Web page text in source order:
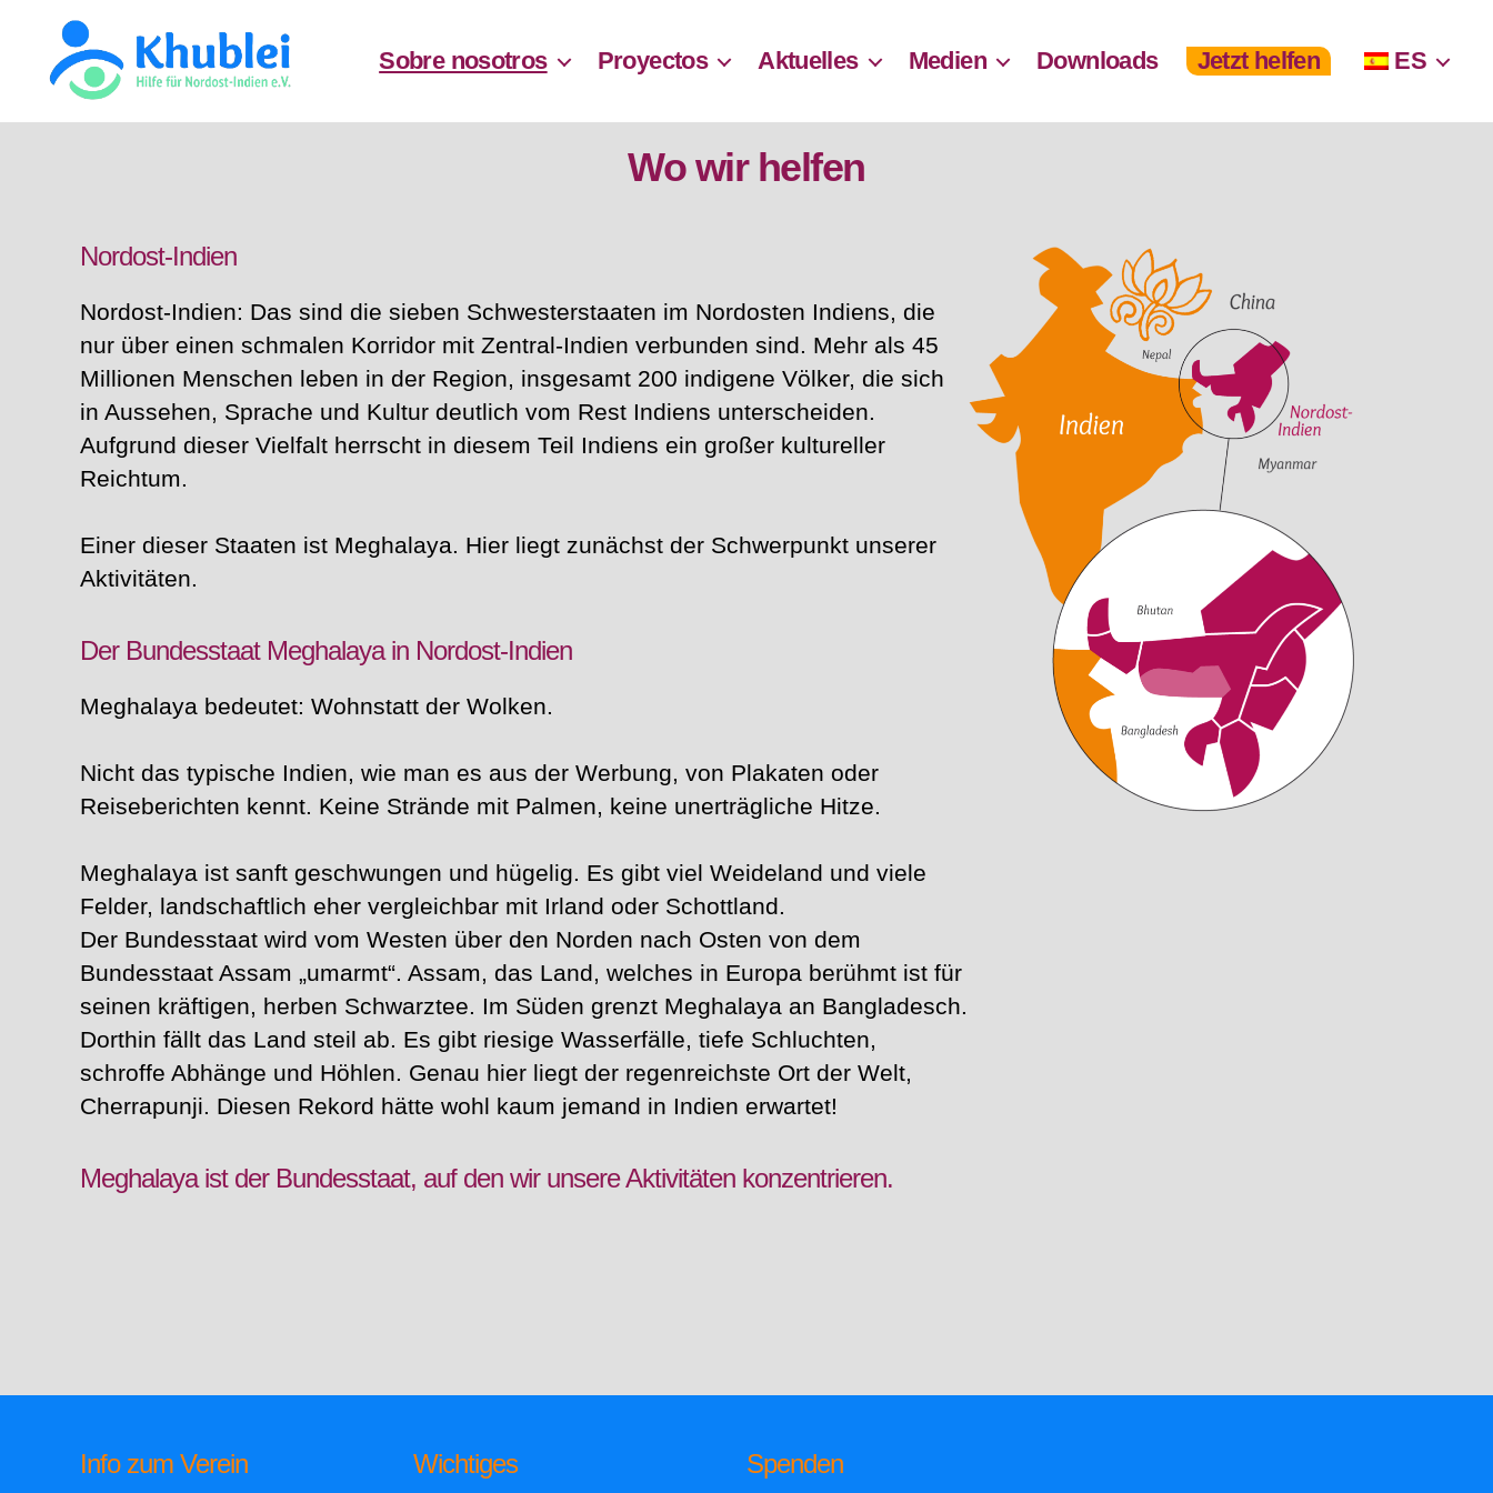
Khublei
Sobre nosotros Proyectos Aktuelles Medien Downloads Jetzt helfen ES
Wo wir helfen
Nordost-Indien
Nordost-Indien: Das sind die sieben Schwesterstaaten im Nordosten Indiens, die
nur über einen schmalen Korridor mit Zentral-Indien verbunden sind. Mehr als 45
Millionen Menschen leben in der Region, insgesamt 200 indigene Völker, die sich
in Aussehen, Sprache und Kultur deutlich vom Rest Indiens unterscheiden.
Aufgrund dieser Vielfalt herrscht in diesem Teil Indiens ein großer kultureller
Reichtum.
Einer dieser Staaten ist Meghalaya. Hier liegt zunächst der Schwerpunkt unserer
Aktivitäten.
Der Bundesstaat Meghalaya in Nordost-Indien
Meghalaya bedeutet: Wohnstatt der Wolken.
Nicht das typische Indien, wie man es aus der Werbung, von Plakaten oder
Reiseberichten kennt. Keine Strände mit Palmen, keine unerträgliche Hitze.
Meghalaya ist sanft geschwungen und hügelig. Es gibt viel Weideland und viele
Felder, landschaftlich eher vergleichbar mit Irland oder Schottland.
Der Bundesstaat wird vom Westen über den Norden nach Osten von dem
Bundesstaat Assam „umarmt“. Assam, das Land, welches in Europa berühmt ist für
seinen kräftigen, herben Schwarztee. Im Süden grenzt Meghalaya an Bangladesch.
Dorthin fällt das Land steil ab. Es gibt riesige Wasserfälle, tiefe Schluchten,
schroffe Abhänge und Höhlen. Genau hier liegt der regenreichste Ort der Welt,
Cherrapunji. Diesen Rekord hätte wohl kaum jemand in Indien erwartet!
Meghalaya ist der Bundesstaat, auf den wir unsere Aktivitäten konzentrieren.
Info zum Verein Wichtiges Spenden